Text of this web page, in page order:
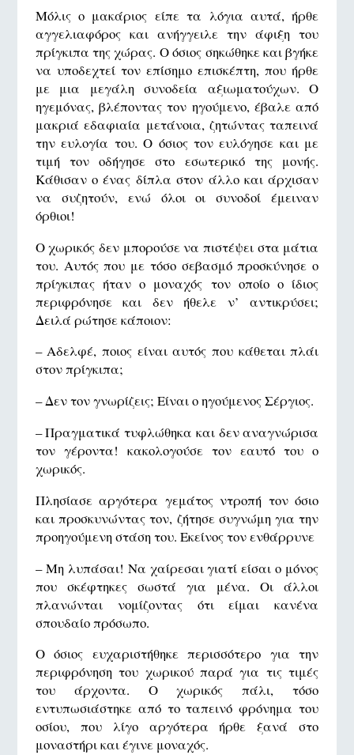
Μόλις ο μακάριος είπε τα λόγια αυτά, ήρθε
αγγελιαφόρος και ανήγγειλε την άφιξη του
πρίγκιπα της χώρας. Ο όσιος σηκώθηκε και βγήκε
να υποδεχτεί τον επίσημο επισκέπτη, που ήρθε
με μια μεγάλη συνοδεία αξιωματούχων. Ο
ηγεμόνας, βλέποντας τον ηγούμενο, έβαλε από
μακριά εδαφιαία μετάνοια, ζητώντας ταπεινά
την ευλογία του. Ο όσιος τον ευλόγησε και με
τιμή τον οδήγησε στο εσωτερικό της μονής.
Κάθισαν ο ένας δίπλα στον άλλο και άρχισαν
να συζητούν, ενώ όλοι οι συνοδοί έμειναν
όρθιοι!
Ο χωρικός δεν μπορούσε να πιστέψει στα μάτια
του. Αυτός που με τόσο σεβασμό προσκύνησε ο
πρίγκιπας ήταν ο μοναχός τον οποίο ο ίδιος
περιφρόνησε και δεν ήθελε ν’ αντικρύσει;
Δειλά ρώτησε κάποιον:
– Αδελφέ, ποιος είναι αυτός που κάθεται πλάι
στον πρίγκιπα;
– Δεν τον γνωρίζεις; Είναι ο ηγούμενος Σέργιος.
– Πραγματικά τυφλώθηκα και δεν αναγνώρισα
τον γέροντα! κακολογούσε τον εαυτό του ο
χωρικός.
Πλησίασε αργότερα γεμάτος ντροπή τον όσιο
και προσκυνώντας τον, ζήτησε συγνώμη για την
προηγούμενη στάση του. Εκείνος τον ενθάρρυνε
– Μη λυπάσαι! Να χαίρεσαι γιατί είσαι ο μόνος
που σκέφτηκες σωστά για μένα. Οι άλλοι
πλανώνται νομίζοντας ότι είμαι κανένα
σπουδαίο πρόσωπο.
Ο όσιος ευχαριστήθηκε περισσότερο για την
περιφρόνηση του χωρικού παρά για τις τιμές
του άρχοντα. Ο χωρικός πάλι, τόσο
εντυπωσιάστηκε από το ταπεινό φρόνημα του
οσίου, που λίγο αργότερα ήρθε ξανά στο
μοναστήρι και έγινε μοναχός.